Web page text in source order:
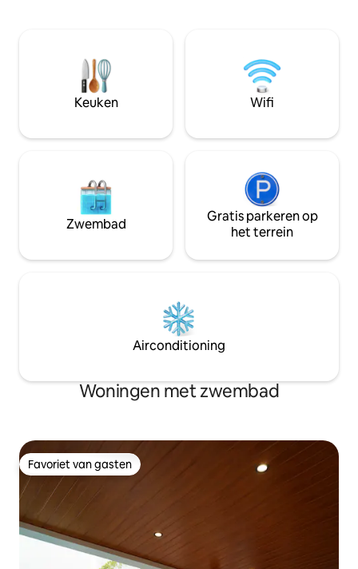
exclusief. Creëer onvergetelijke
herinneringen.🏡 Een thuis weg van huis
restaurants of
een Karaoke-
een mini-
is deze plek
Keuken Wifi
Zwembad
Gratis parkeren op
het terrein
Airconditioning
Woningen met zwembad
Favoriet van gasten
Favoriet van gasten